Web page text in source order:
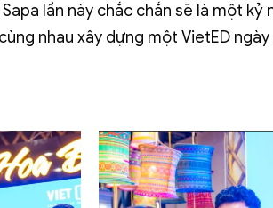
lần này chắc chắn sẽ là một kỷ
nhau xây dựng một VietED ngày